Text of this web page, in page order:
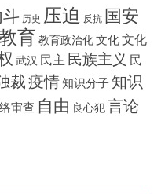
历史 压迫 反抗 国安
育 教育政治化文化文化
武汉 民主 民族主义 民
裁疫情知识分子 知识
审查 自由 良心犯言论